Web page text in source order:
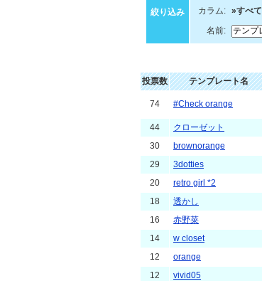
絞り込み
カラム:
»すべて
名前:
投票数 テンプレート名
74 #Check orange
44 クローゼット
30
brownorange
29
3dotties
20
retro girl *2
18
透かし
16
赤野菜
14
w closet
12
orange
12
vivid05